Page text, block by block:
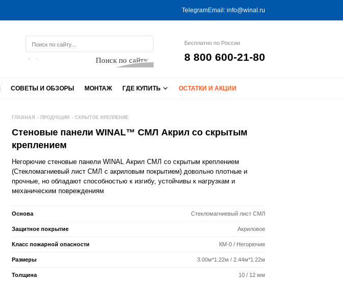
TelegramEmail: info@winal.ru
Поиск по сайту
Бесплатно по России
8 800 600-21-80
СОВЕТЫ И ОБЗОРЫ МОНТАЖ ГДЕ КУПИТЬ ОСТАТКИ И АКЦИИ
ГЛАВНАЯ - ПРОДУКЦИЯ - СКРЫТОЕ КРЕПЛЕНИЕ
Стеновые панели WINAL™ СМЛ Акрил со скрытым
креплением
Негорючие стеновые панели WINAL Акрил СМЛ со скрытым креплением
(Стекломагниевый лист СМЛ с акриловым покрытием) довольно плотные и
прочные, но обладают способностью к изгибу, устойчивы к нагрузкам и
механическим повреждениям
Основа Стекломагниевый лист СМЛ
Защитное покрытие Акриловое
Класс пожарной опасности КМ-0 / Негорючие
Размеры 3.00м*1.22м / 2.44м*1.22м
Толщина 10 / 12 мм